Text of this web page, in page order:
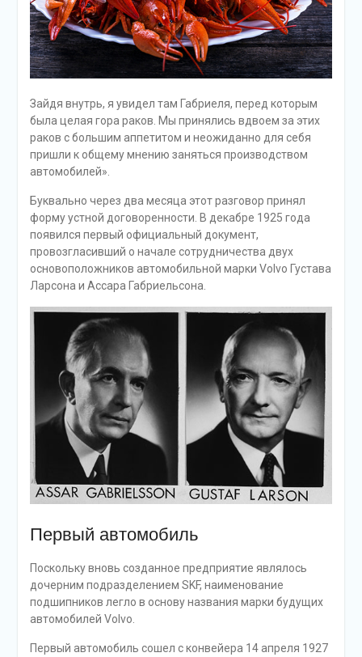
Зайдя внутрь, я увидел там Габриеля, перед которым
была целая гора раков. Мы принялись вдвоем за этих
раков с большим аппетитом и неожиданно для себя
пришли к общему мнению заняться производством
автомобилей».
Буквально через два месяца этот разговор принял
форму устной договоренности. В декабре 1925 года
появился первый официальный документ,
провозгласивший о начале сотрудничества двух
основоположников автомобильной марки Volvo Густава
Ларсона и Ассара Габриельсона.
Первый автомобиль
Поскольку вновь созданное предприятие являлось
дочерним подразделением SKF, наименование
подшипников легло в основу названия марки будущих
автомобилей Volvo.
Первый автомобиль сошел с конвейера 14 апреля 1927